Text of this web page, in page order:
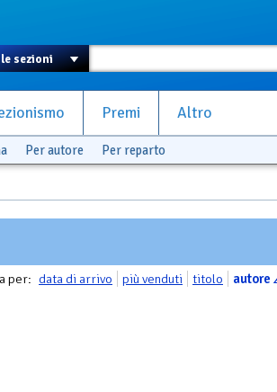
Premi Altro
Per autore Per reparto
per: data di arrivo più venduti titolo autore